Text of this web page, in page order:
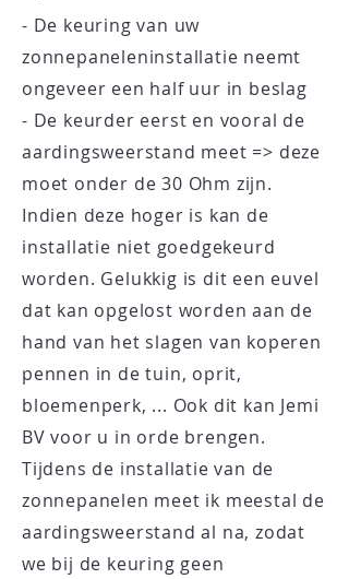
- De keuring van uw
zonnepaneleninstallatie neemt
ongeveer een half uur in beslag
- De keurder eerst en vooral de
aardingsweerstand meet => deze
moet onder de 30 Ohm zijn.
Indien deze hoger is kan de
installatie niet goedgekeurd
worden. Gelukkig is dit een euvel
dat kan opgelost worden aan de
hand van het slagen van koperen
pennen in de tuin, oprit,
bloemenperk, ... Ook dit kan Jemi
BV voor u in orde brengen.
Tijdens de installatie van de
zonnepanelen meet ik meestal de
aardingsweerstand al na, zodat
we bij de keuring geen